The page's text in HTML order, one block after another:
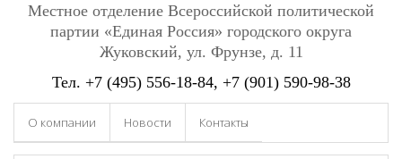
Местное отделение Всероссийской политической
партии «Единая Россия» городского округа
Жуковский, ул. Фрунзе, д. 11
Тел. +7 (495) 556-18-84, +7 (901) 590-98-38
О компании Новости Контакты